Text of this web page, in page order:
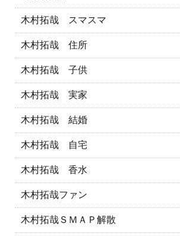
木村拓哉 スマスマ
木村拓哉 住所
木村拓哉 子供
木村拓哉 実家
木村拓哉 結婚
木村拓哉 自宅
木村拓哉 香水
木村拓哉ファン
木村拓哉ＳＭＡＰ解散